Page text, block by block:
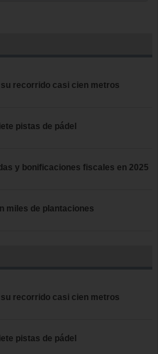
recorrido casi cien metros
pistas de pádel
y bonificaciones fiscales en 2025
miles de plantaciones
recorrido casi cien metros
pistas de pádel